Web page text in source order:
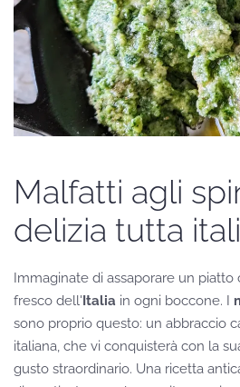
Malfatti agli
delizia tutta
Immaginate di assaporare un
fresco dell' Italia in ogni boccone. I
sono proprio questo: un abbraccio
italiana, che vi conquisterà con la
gusto straordinario. Una ricetta